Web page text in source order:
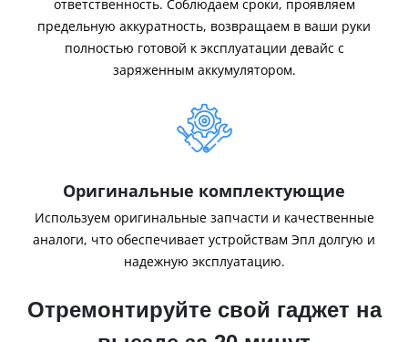
ответственность. Соблюдаем сроки, проявляем
предельную аккуратность, возвращаем в ваши руки
полностью готовой к эксплуатации девайс с
заряженным аккумулятором.
Оригинальные комплектующие
Используем оригинальные запчасти и качественные
аналоги, что обеспечивает устройствам Эпл долгую и
надежную эксплуатацию.
Отремонтируйте свой гаджет на